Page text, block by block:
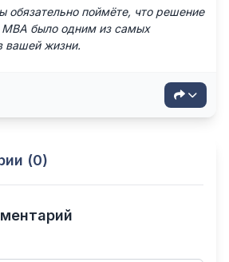
обязательно поймёте, что решение
MBA было одним из самых
вашей жизни.
(0)